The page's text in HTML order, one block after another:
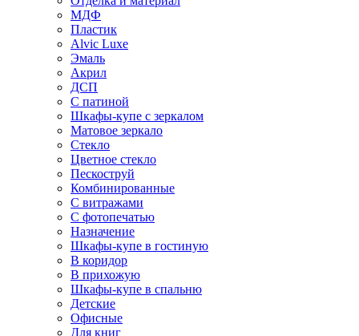
МДФ
Пластик
Alvic Luxe
Эмаль
Акрил
ДСП
С патиной
Шкафы-купе с зеркалом
Матовое зеркало
Стекло
Цветное стекло
Пескоструй
Комбинированные
С витражами
С фотопечатью
Назначение
Шкафы-купе в гостиную
В коридор
В прихожую
Шкафы-купе в спальню
Детские
Офисные
Для книг